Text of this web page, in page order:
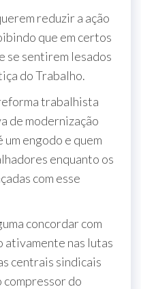
reduzir a ação
que em certos
se sentirem lesados
do Trabalho.
trabalhista
de modernização
engodo e quem
enquanto os
com esse
concordar com
ativamente nas lutas
centrais sindicais
compressor do